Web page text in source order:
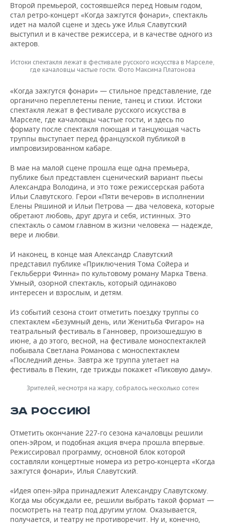
Второй премьерой, состоявшейся перед Новым годом,
стал ретро-концерт «Когда зажгутся фонари», спектакль
идет на малой сцене и здесь уже Илья Славутский
выступил и в качестве режиссера, и в качестве одного из
актеров.
Истоки спектакля лежат в фестивале русского искусства в Марселе,
где качаловцы частые гости. Фото Максима Платонова
«Когда зажгутся фонари» — стильное представление, где
органично переплетены пение, танец и стихи. Истоки
спектакля лежат в фестивале русского искусства в
Марселе, где качаловцы частые гости, и здесь по
формату после спектакля поющая и танцующая часть
труппы выступает перед французской публикой в
импровизированном кабаре.
В мае на малой сцене прошла еще одна премьера,
публике был представлен сценический вариант пьесы
Александра Володина, и это тоже режиссерская работа
Ильи Славутского. Герои «Пяти вечеров» в исполнении
Елены Ряшиной и Ильи Петрова — два человека, которые
обретают любовь, друг друга и себя, истинных. Это
спектакль о самом главном в жизни человека — надежде,
вере и любви.
И наконец, в конце мая Александр Славутский
представил публике «Приключения Тома Сойера и
Гекльберри Финна» по культовому роману Марка Твена.
Умный, озорной спектакль, который одинаково
интересен и взрослым, и детям.
Из событий сезона стоит отметить поездку труппы со
спектаклем «Безумный день, или Женитьба Фигаро» на
театральный фестиваль в Ганновер, произошедшую в
июне, а до этого, весной, на фестивале моноспектаклей
побывала Светлана Романова с моноспектаклем
«Последний день». Завтра же труппа улетает на
фестиваль в Пекин, где трижды покажет «Пиковую даму».
Зрителей, несмотря на жару, собралось несколько сотен
ЗА РОССИЮ!
Отметить окончание 227-го сезона качаловцы решили
опен-эйром, и подобная акция вчера прошла впервые.
Режиссировал программу, основной блок которой
составляли концертные номера из ретро-концерта «Когда
зажгутся фонари», Илья Славутский.
«Идея опен-эйра принадлежит Александру Славутскому.
Когда мы обсуждали ее, решили выбрать такой формат —
посмотреть на театр под другим углом. Оказывается,
получается, и театру не противоречит. Ну и, конечно,